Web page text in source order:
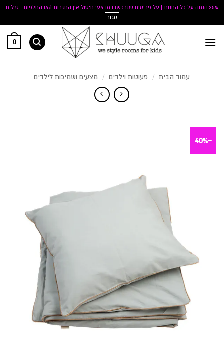
35% הנחה על כל החנות | על פריטים שנרכשו במבצעי חיסול אין החזרות ו/או החלפות | ט.ל.ח
סגור
0
עמוד הבית / פעוטות וילדים / מצעים ושמיכות לילדים
-40%